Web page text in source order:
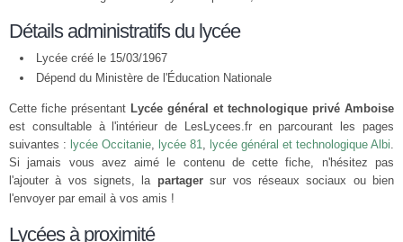
Détails administratifs du lycée
Lycée créé le 15/03/1967
Dépend du Ministère de l'Éducation Nationale
Cette fiche présentant Lycée général et technologique privé Amboise
est consultable à l'intérieur de LesLycees.fr en parcourant les pages
suivantes : lycée Occitanie, lycée 81, lycée général et technologique Albi.
Si jamais vous avez aimé le contenu de cette fiche, n'hésitez pas
l'ajouter à vos signets, la partagersur vos réseaux sociaux ou bien
l'envoyer par email à vos amis !
Lycées à proximité